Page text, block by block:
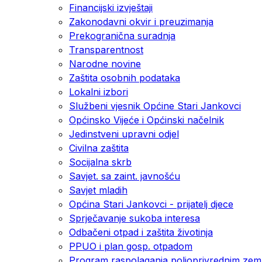
Financijski izvještaji
Zakonodavni okvir i preuzimanja
Prekogranična suradnja
Transparentnost
Narodne novine
Zaštita osobnih podataka
Lokalni izbori
Službeni vjesnik Općine Stari Jankovci
Općinsko Vijeće i Općinski načelnik
Jedinstveni upravni odjel
Civilna zaštita
Socijalna skrb
Savjet. sa zaint. javnošću
Savjet mladih
Općina Stari Jankovci - prijatelj djece
Sprječavanje sukoba interesa
Odbačeni otpad i zaštita životinja
PPUO i plan gosp. otpadom